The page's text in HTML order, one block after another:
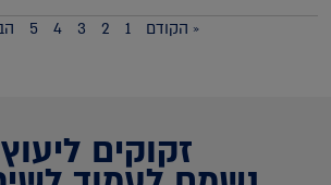
« הקודם 1
2
3
4
5
זקוקים